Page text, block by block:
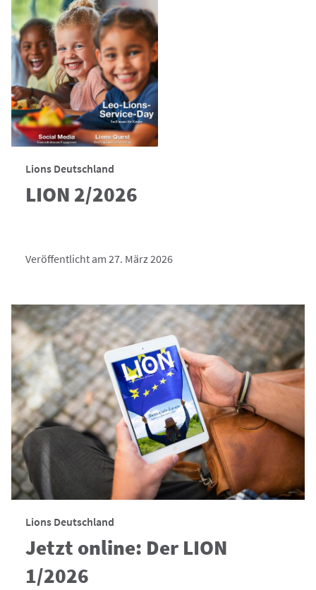
Lions Deutschland
LION 2/2026
Veröffentlicht am 27. März 2026
Lions Deutschland
Jetzt online: Der LION
1/2026